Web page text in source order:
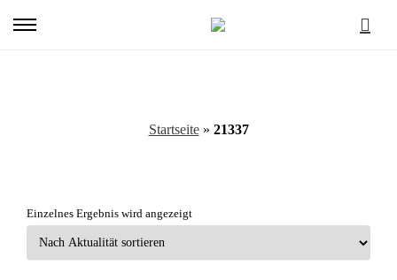
Menu
21337
Startseite» 21337
Einzelnes Ergebnis wird angezeigt